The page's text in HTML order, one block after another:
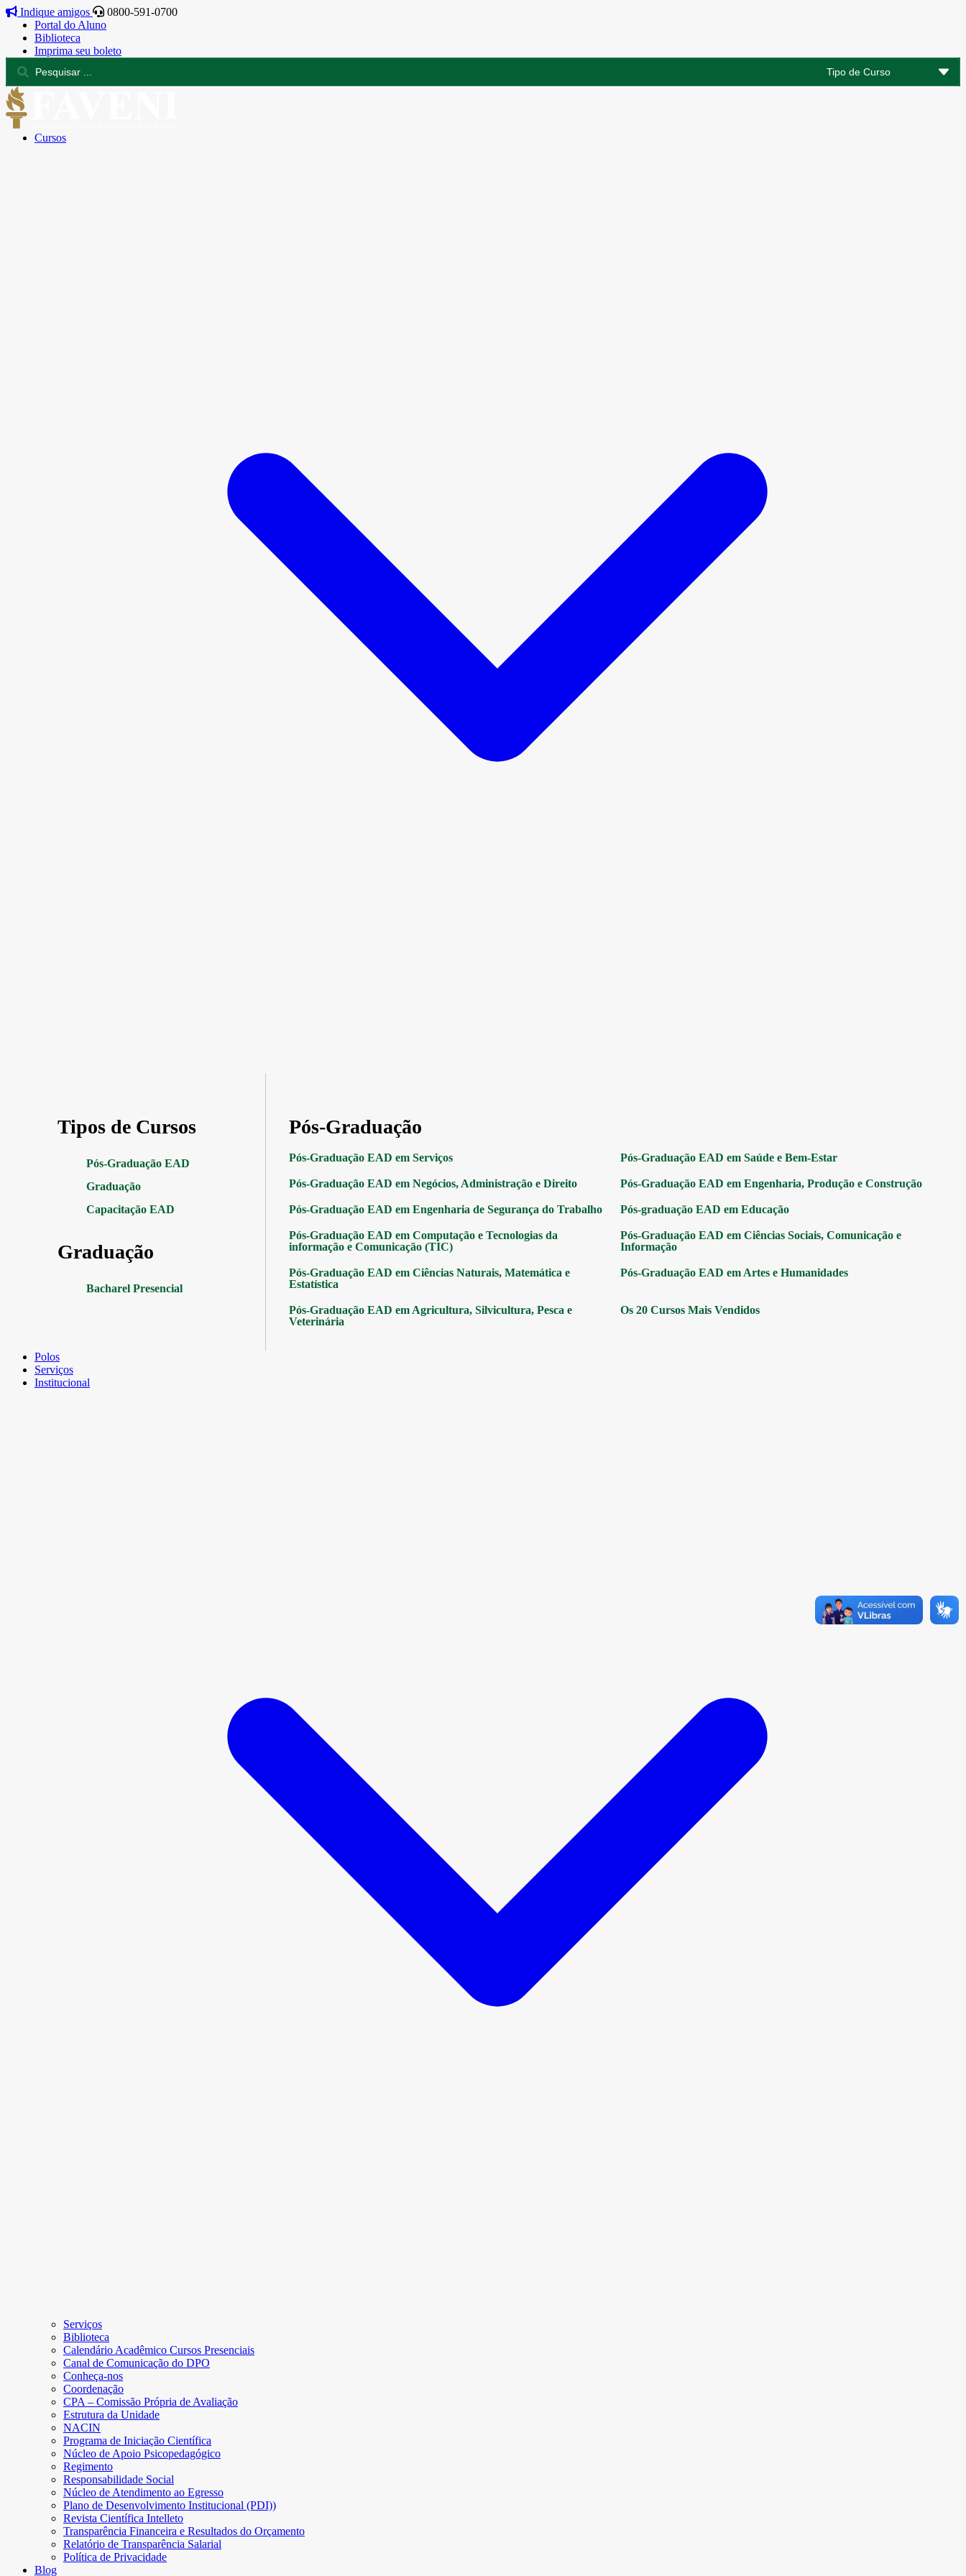
Indique amigos
0800-591-0700
Portal do Aluno
Biblioteca
Imprima seu boleto
Cursos
Tipos de Cursos
Pós-Graduação EAD
Graduação
Capacitação EAD
Graduação
Bacharel Presencial
Pós-Graduação
Pós-Graduação EAD em Serviços Pós-Graduação EAD em Saúde e Bem-Estar
Pós-Graduação EAD em Negócios, Administração e Direito Pós-Graduação EAD em Engenharia, Produção e Construção
Pós-Graduação EAD em Engenharia de Segurança do Trabalho Pós-graduação EAD em Educação
Pós-Graduação EAD em Computação e Tecnologias da
informação e Comunicação (TIC)
Pós-Graduação EAD em Ciências Sociais, Comunicação e
Informação
Pós-Graduação EAD em Ciências Naturais, Matemática e
Estatística
Pós-Graduação EAD em Artes e Humanidades
Pós-Graduação EAD em Agricultura, Silvicultura, Pesca e
Veterinária
Os 20 Cursos Mais Vendidos
Polos
Serviços
Institucional
Serviços
Biblioteca
Calendário Acadêmico Cursos Presenciais
Canal de Comunicação do DPO
Conheça-nos
Coordenação
CPA – Comissão Própria de Avaliação
Estrutura da Unidade
NACIN
Programa de Iniciação Científica
Núcleo de Apoio Psicopedagógico
Regimento
Responsabilidade Social
Núcleo de Atendimento ao Egresso
Plano de Desenvolvimento Institucional (PDI))
Revista Científica Intelleto
Transparência Financeira e Resultados do Orçamento
Relatório de Transparência Salarial
Política de Privacidade
Blog